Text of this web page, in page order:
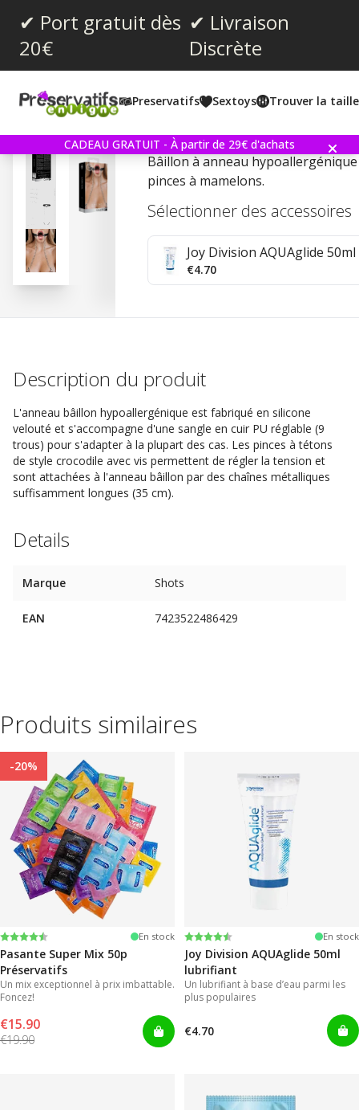
✔ Port gratuit dès
20€
✔ Livraison
Discrète
Preservatifs Sextoys Trouver la
CADEAU GRATUIT - À partir de 29€ d'achats
Note moyenne:
0.0 votes:
0
O-Ring Ball Gag with
Bâillon à anneau
pinces à mamelons.
Sélectionner des accessoires
Joy Division AQUAglide
€4.70
Description du produit
L'anneau bâillon hypoallergénique est fabriqué en silicone
velouté et s'accompagne d'une sangle en cuir PU réglable (9
trous) pour s'adapter à la plupart des cas. Les pinces à tétons
de style crocodile avec vis permettent de régler la tension et
sont attachées à l'anneau bâillon par des chaînes métalliques
suffisamment longues (35 cm).
Details
Marque Shots
EAN 7423522486429
Produits similaires
-20%
Note:
4.4 sur 5 étoiles En stock
Pasante Super Mix 50p
Préservatifs
Un mix exceptionnel à prix imbattable.
Foncez!
€15.90
€19.90
Note:
4.2 sur 5 étoiles En stock
Joy Division AQUAglide 50ml
lubrifiant
Un lubrifiant à base d’eau parmi les
plus populaires
€4.70